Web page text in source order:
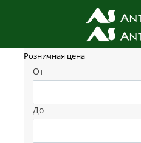
Фильтр товаров
Розничная цена
От
До